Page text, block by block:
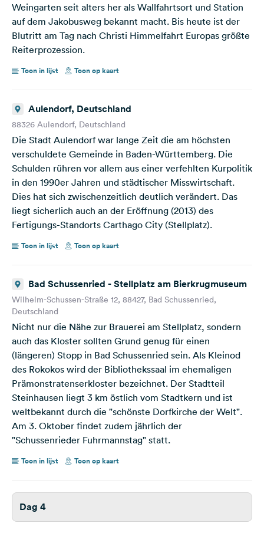
Weingarten seit alters her als Wallfahrtsort und Station
auf dem Jakobusweg bekannt macht. Bis heute ist der
Blutritt am Tag nach Christi Himmelfahrt Europas größte
Reiterprozession.
Toon in lijst Toon op kaart
Aulendorf, Deutschland
88326 Aulendorf, Deutschland
Die Stadt Aulendorf war lange Zeit die am höchsten
verschuldete Gemeinde in Baden-Württemberg. Die
Schulden rühren vor allem aus einer verfehlten Kurpolitik
in den 1990er Jahren und städtischer Misswirtschaft.
Dies hat sich zwischenzeitlich deutlich verändert. Das
liegt sicherlich auch an der Eröffnung (2013) des
Fertigungs-Standorts Carthago City (Stellplatz).
Toon in lijst Toon op kaart
Bad Schussenried - Stellplatz am Bierkrugmuseum
Wilhelm-Schussen-Straße 12, 88427, Bad Schussenried,
Deutschland
Nicht nur die Nähe zur Brauerei am Stellplatz, sondern
auch das Kloster sollten Grund genug für einen
(längeren) Stopp in Bad Schussenried sein. Als Kleinod
des Rokokos wird der Bibliothekssaal im ehemaligen
Prämonstratenserkloster bezeichnet. Der Stadtteil
Steinhausen liegt 3 km östlich vom Stadtkern und ist
weltbekannt durch die "schönste Dorfkirche der Welt".
Am 3. Oktober findet zudem jährlich der
"Schussenrieder Fuhrmannstag" statt.
Toon in lijst Toon op kaart
Dag 4